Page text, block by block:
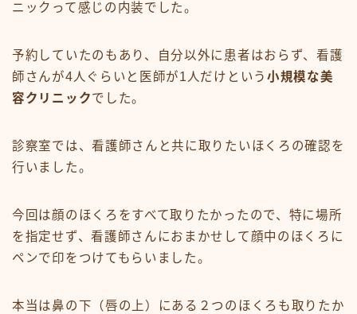
ニックって感じの内装でした。
予約していたのもあり、自分以外に患者はおらず、看護
師さんが4人ぐらいと医師が1人だけという 小規模な美
容クリニックでした。
診察室では、看護師さんと共に取りたいほくろの確認を
行いました。
今回は顔のほくろをすべて取りたかったので、特に場所
を指定せず、看護師さんにおまかせして顔中のほくろに
ペンで印をつけてもらいました。
本当は鼻の下（唇の上）にある２つのほくろも取りたか